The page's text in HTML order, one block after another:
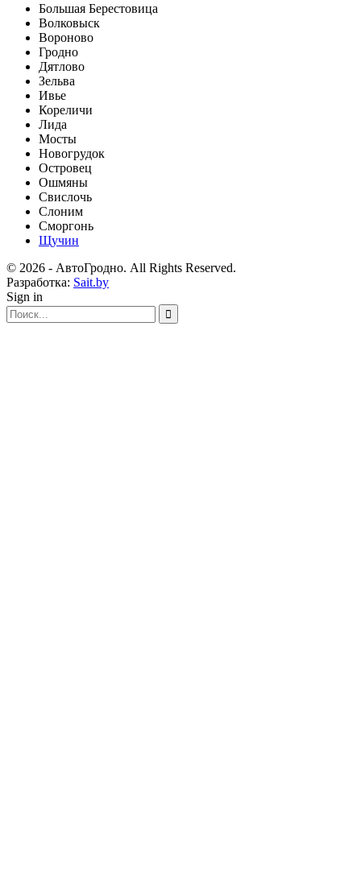
Большая Берестовица
Волковыск
Вороново
Гродно
Дятлово
Зельва
Ивье
Кореличи
Лида
Мосты
Новогрудок
Островец
Ошмяны
Свислочь
Слоним
Сморгонь
Щучин
© 2026 - АвтоГродно. All Rights Reserved.
Разработка: Sait.by
Sign in